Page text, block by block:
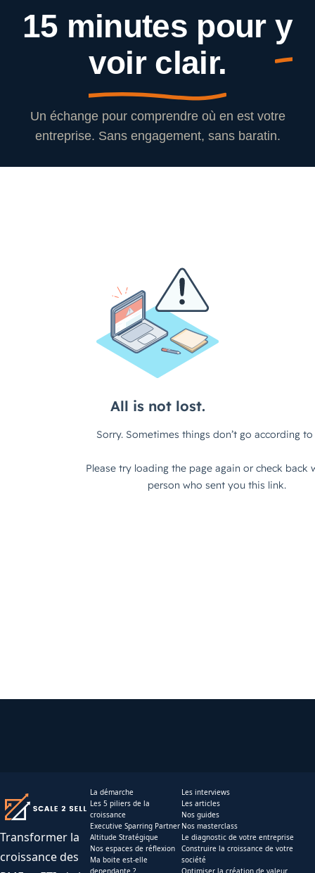
15 minutes pour y
voir clair.
Un échange pour comprendre où en est votre
entreprise. Sans engagement, sans baratin.
Transformer la
croissance des
La démarche
Les 5 piliers de la
croissance
Executive Sparring Partner
Altitude Stratégique
Nos espaces de réflexion
Ma boite est-elle
Les interviews
Les articles
Nos guides
Nos masterclass
Le diagnostic de votre entreprise
Construire la croissance de votre
société